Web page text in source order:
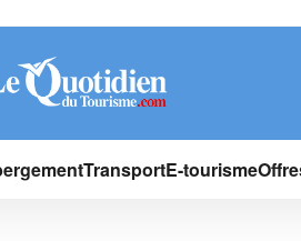
TransportE-tourisme